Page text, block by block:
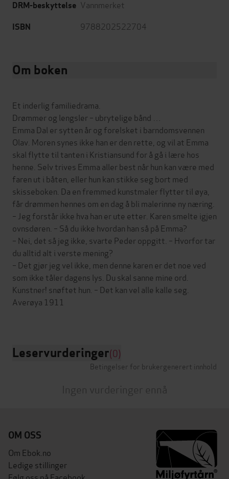
DRM-beskyttelse Vannmerket
ISBN 9788202522704
Om boken
Et inderlig familiedrama.
Drømmer og lengsler – ubrytelige bånd …
Emma Dal er sytten år og forelsket i barndomsvennen
Olav. Moren synes ikke han er den rette, og vil at Emma
skal flytte til tanten i Kristiansund for å gå i lære hos
henne. Selv trives Emma aller best når hun kan være med
faren ut i båten, eller hun kan stikke seg bort med
skisseboken. Da en fremmed kunstmaler flytter til øya,
får drømmen hennes om en dag å bli malerinne ny næring.
– Jeg forstår ikke hva han er ute etter. Karen smelte igjen
ovnsdøren. – Så du ikke hvordan han så på Emma?
– Nei, det så jeg ikke, svarte Peder oppgitt. – Hvorfor tar
du alltid alt i verste mening?
– Det gjør jeg vel ikke, men denne karen er det noe ved
som ikke tåler dagens lys. Du skal sanne mine ord.
Kunstner! snøftet hun. – Det kan vel alle kalle seg.
Averøya 1911
Leservurderinger(0)
Betingelser for brukergenerert innhold
Ingen vurderinger ennå
OM OSS
Om Ebok.no
Ledige stillinger
Følg oss på Facebook